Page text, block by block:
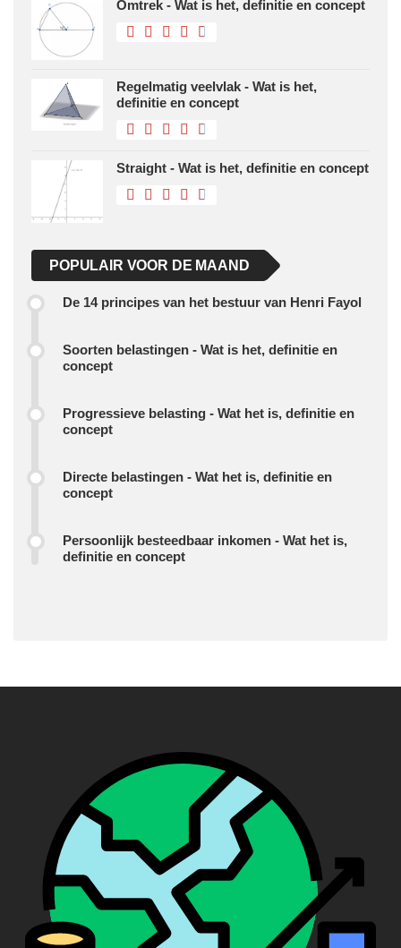
Omtrek - Wat is het, definitie en concept
Regelmatig veelvlak - Wat is het,
definitie en concept
Straight - Wat is het, definitie en concept
POPULAIR VOOR DE MAAND
De 14 principes van het bestuur van Henri Fayol
Soorten belastingen - Wat is het, definitie en
concept
Progressieve belasting - Wat het is, definitie en
concept
Directe belastingen - Wat het is, definitie en
concept
Persoonlijk besteedbaar inkomen - Wat het is,
definitie en concept